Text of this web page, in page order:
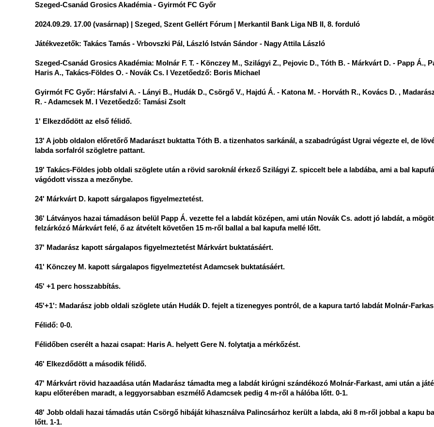
Szeged-Csanád Grosics Akadémia - Gyirmót FC Győr
2024.09.29. 17.00 (vasárnap) | Szeged, Szent Gellért Fórum | Merkantil Bank Liga NB II, 8. forduló
Játékvezetők: Takács Tamás - Vrbovszki Pál, László István Sándor - Nagy Attila László
Szeged-Csanád Grosics Akadémia: Molnár F. T. - Könczey M., Szilágyi Z., Pejovic D., Tóth B. - Márkvárt D. - Papp Á.,
Haris A., Takács-Földes O. - Novák Cs. I Vezetőedző: Boris Michael
Gyirmót FC Győr: Hársfalvi A. - Lányi B., Hudák D., Csörgő V., Hajdú Á. - Katona M. - Horváth R., Kovács D. ,
R. - Adamcsek M. I Vezetőedző: Tamási Zsolt
1' Elkezdődött az első félidő.
13' A jobb oldalon előretőrő Madarászt buktatta Tóth B. a tizenhatos sarkánál, a szabadrúgást Ugrai végezte el, de
labda sorfalról szögletre pattant.
19' Takács-Földes jobb oldali szöglete után a rövid saroknál érkező Szilágyi Z. spiccelt bele a labdába, ami a bal
vágódott vissza a mezőnybe.
24' Márkvárt D. kapott sárgalapos figyelmeztetést.
36' Látványos hazai támadáson belül Papp Á. vezette fel a labdát középen, ami után Novák Cs. adott jó labdát, a
felzárkózó Márkvárt felé, ő az átvételt követően 15 m-ről ballal a bal kapufa mellé lőtt.
37' Madarász kapott sárgalapos figyelmeztetést Márkvárt buktatásáért.
41' Könczey M. kapott sárgalapos figyelmeztetést Adamcsek buktatásáért.
45' +1 perc hosszabbítás.
45'+1': Madarász jobb oldali szöglete után Hudák D. fejelt a tizenegyes pontról, de a kapura tartó labdát Molnár-
Félidő: 0-0.
Félidőben cserélt a hazai csapat: Haris A. helyett Gere N. folytatja a mérkőzést.
46' Elkezdődött a második félidő.
47' Márkvárt rövid hazaadása után Madarász támadta meg a labdát kirúgni szándékozó Molnár-Farkast, ami után a
kapu előterében maradt, a leggyorsabban eszmélő Adamcsek pedig 4 m-ről a hálóba lőtt. 0-1.
48' Jobb oldali hazai támadás után Csörgő hibáját kihasználva Palincsárhoz került a labda, aki 8 m-ről jobbal a kapu
lőtt. 1-1.